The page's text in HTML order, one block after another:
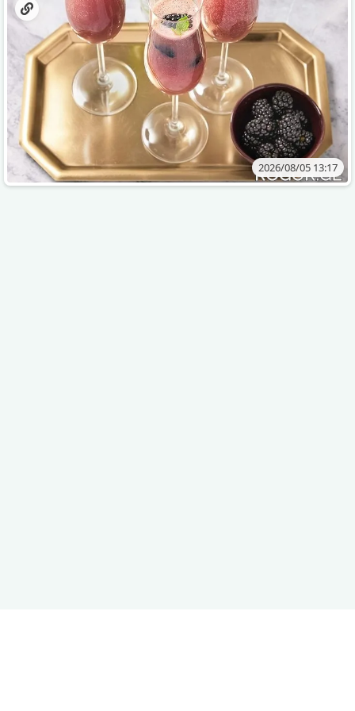
2026/08/05 13:17